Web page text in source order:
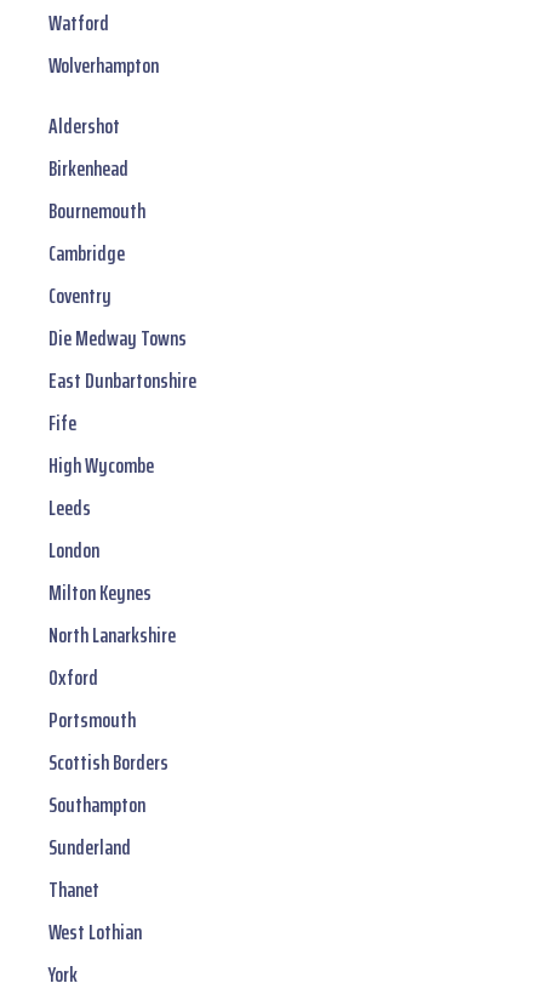
Watford
Wolverhampton
Aldershot
Birkenhead
Bournemouth
Cambridge
Coventry
Die Medway Towns
East Dunbartonshire
Fife
High Wycombe
Leeds
London
Milton Keynes
North Lanarkshire
Oxford
Portsmouth
Scottish Borders
Southampton
Sunderland
Thanet
West Lothian
York